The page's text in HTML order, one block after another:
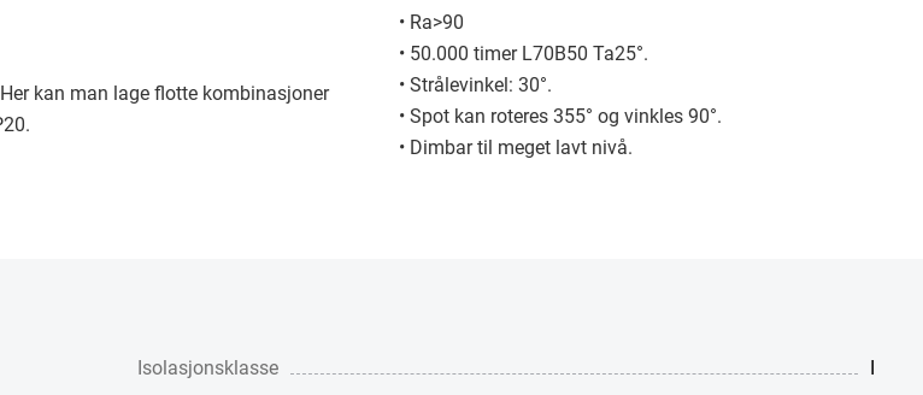
kan man lage flotte kombinasjoner
• Ra>90
• 50.000 timer L70B50 Ta25°.
• Strålevinkel: 30°.
• Spot kan roteres 355° og vinkles 90°.
• Dimbar til meget lavt nivå.
Isolasjonsklasse
I